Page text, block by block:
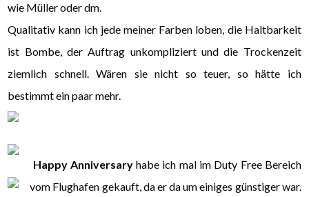
wie Müller oder dm.
Qualitativ kann ich jede meiner Farben loben, die Haltbarkeit
ist Bombe, der Auftrag unkompliziert und die Trockenzeit
ziemlich schnell. Wären sie nicht so teuer, so hätte ich
bestimmt ein paar mehr.
Happy Anniversaryhabe ich mal im Duty Free Bereich
vom Flughafen gekauft, da er da um einiges günstiger war.